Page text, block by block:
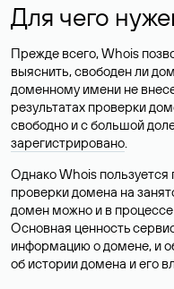
Для чего
Прежде всего, Whois
выяснить, свободен ли
доменному имени не
результатах проверки
свободно и с большой
зарегистрировано.
Однако Whois пользуется
проверки домена на
домен можно и в
Основная ценность
информацию о домене, и
об истории домена и его